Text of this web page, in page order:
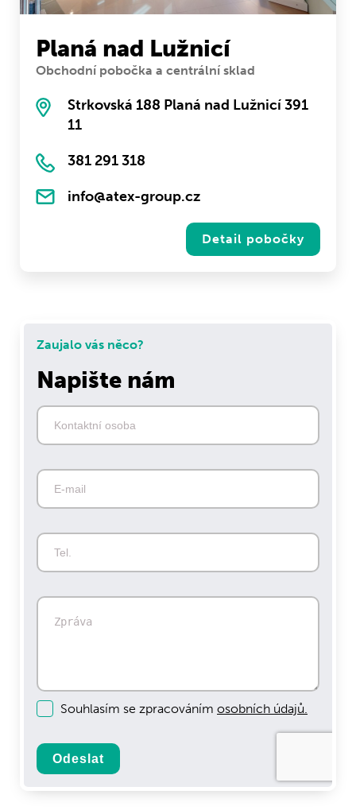
Planá nad Lužnicí
Obchodní pobočka a centrální sklad
Strkovská 188 Planá nad Lužnicí 391
11
381 291 318
info@atex-group.cz
Detail pobočky
Zaujalo vás něco?
Napište nám
Souhlasím se zpracováním osobních údajů.
Odeslat